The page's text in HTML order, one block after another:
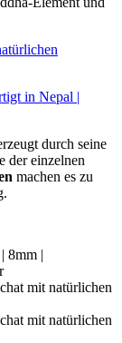
in Nepal |
durch seine
der einzelnen
machen es zu